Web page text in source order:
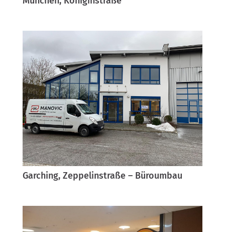
Garching, Zeppelinstraße – Büroumbau